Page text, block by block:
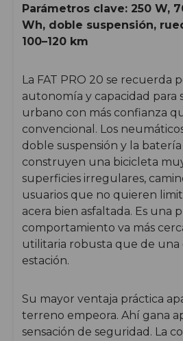
Parámetros clave: 250 W,
Wh, doble suspensión,
100–120 km
La FAT PRO 20 se recuerda
autonomía y capacidad para
urbano con más confianza
convencional. Los
doble suspensión y la
construyen una bicicleta
superficies irregulares,
usuarios que no quieren
acera bien asfaltada. Es una
comportamiento va más
utilitaria robusta que de una
estación.
Su mayor ventaja práctica
terreno empeora. Ahí gana
sensación de seguridad. La